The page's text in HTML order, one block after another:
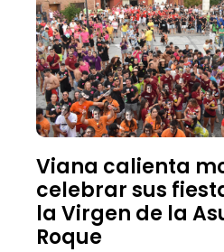
Viana calienta
celebrar sus
la Virgen de la
Roque